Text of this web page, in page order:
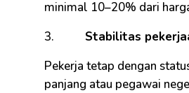
minimal 10–20% dari
3. Stabilitas
Pekerja tetap dengan
panjang atau pegawai